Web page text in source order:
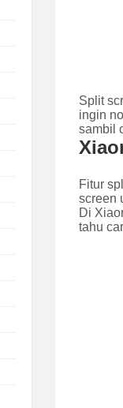
Split
ingin
sambil
Fitur
screen
Di
tahu